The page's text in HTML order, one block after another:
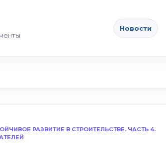
Новости
РАЗВИТИЕ В СТРОИТЕЛЬСТВЕ. ЧАСТЬ 4.